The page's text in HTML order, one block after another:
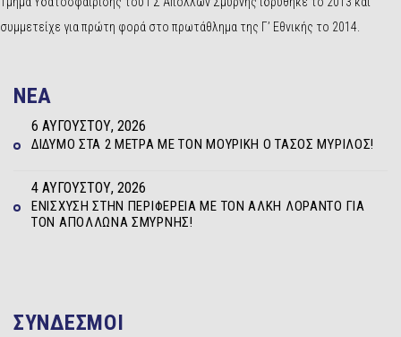
συμμετείχε για πρώτη φορά στο πρωτάθλημα της Γ’ Εθνικής το 2014.
NEA
ΔΊΔΥΜΟ ΣΤΑ 2 ΜΈΤΡΑ ΜΕ ΤΟΝ ΜΟΥΡΊΚΗ Ο ΤΆΣΟΣ ΜΥΡΊΛΟΣ!
6 ΑΥΓΟΎΣΤΟΥ, 2026
ΕΝΊΣΧΥΣΗ ΣΤΗΝ ΠΕΡΙΦΈΡΕΙΑ ΜΕ ΤΟΝ ΆΛΚΗ ΛΟΡΆΝΤΟ ΓΙΑ
ΤΟΝ ΑΠΌΛΛΩΝΑ ΣΜΎΡΝΗΣ!
4 ΑΥΓΟΎΣΤΟΥ, 2026
ΣΥΝΔΕΣΜΟΙ